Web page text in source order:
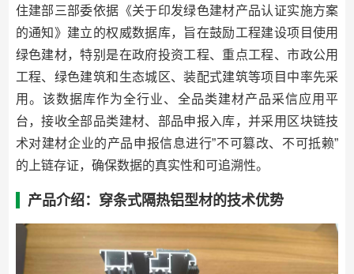
住建部三部委依据《关于印发绿色建材产品认证实施方案
的通知》建立的权威数据库，旨在鼓励工程建设项目使用
绿色建材，特别是在政府投资工程、重点工程、市政公用
工程、绿色建筑和生态城区、装配式建筑等项目中率先采
用。该数据库作为全行业、全品类建材产品采信应用平
台，接收全部品类建材、部品申报入库，并采用区块链技
术对建材企业的产品申报信息进行”不可篡改、不可抵赖”
的上链存证，确保数据的真实性和可追溯性。
产品介绍：穿条式隔热铝型材的技术优势